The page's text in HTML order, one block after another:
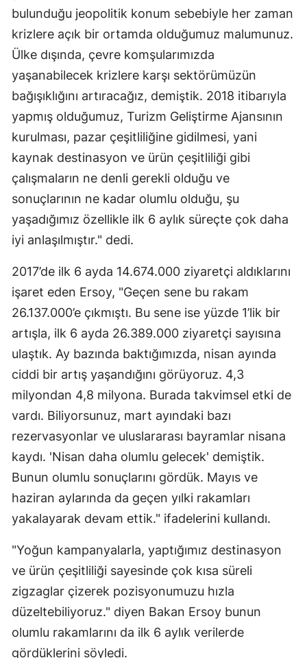
bulunduğu jeopolitik konum sebebiyle her zaman
krizlere açık bir ortamda olduğumuz malumunuz.
Ülke dışında, çevre komşularımızda
yaşanabilecek krizlere karşı sektörümüzün
bağışıklığını artıracağız, demiştik. 2018 itibarıyla
yapmış olduğumuz, Turizm Geliştirme Ajansının
kurulması, pazar çeşitliliğine gidilmesi, yani
kaynak destinasyon ve ürün çeşitliliği gibi
çalışmaların ne denli gerekli olduğu ve
sonuçlarının ne kadar olumlu olduğu, şu
yaşadığımız özellikle ilk 6 aylık süreçte çok daha
iyi anlaşılmıştır." dedi.
2017’de ilk 6 ayda 14.674.000 ziyaretçi aldıklarını
işaret eden Ersoy, "Geçen sene bu rakam
26.137.000’e çıkmıştı. Bu sene ise yüzde 1’lik bir
artışla, ilk 6 ayda 26.389.000 ziyaretçi sayısına
ulaştık. Ay bazında baktığımızda, nisan ayında
ciddi bir artış yaşandığını görüyoruz. 4,3
milyondan 4,8 milyona. Burada takvimsel etki de
vardı. Biliyorsunuz, mart ayındaki bazı
rezervasyonlar ve uluslararası bayramlar nisana
kaydı. 'Nisan daha olumlu gelecek' demiştik.
Bunun olumlu sonuçlarını gördük. Mayıs ve
haziran aylarında da geçen yılki rakamları
yakalayarak devam ettik." ifadelerini kullandı.
"Yoğun kampanyalarla, yaptığımız destinasyon
ve ürün çeşitliliği sayesinde çok kısa süreli
zigzaglar çizerek pozisyonumuzu hızla
düzeltebiliyoruz." diyen Bakan Ersoy bunun
olumlu rakamlarını da ilk 6 aylık verilerde
gördüklerini söyledi.